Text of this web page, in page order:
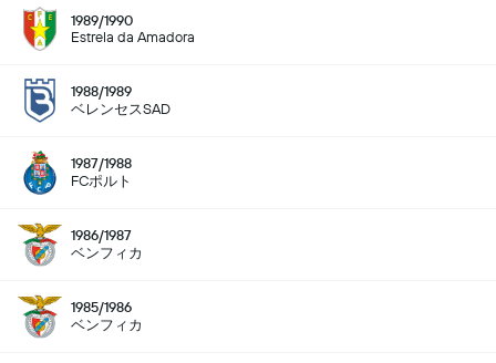
1989/1990
Estrela da Amadora
1988/1989
ベレンセスSAD
1987/1988
FCポルト
1986/1987
ベンフィカ
1985/1986
ベンフィカ